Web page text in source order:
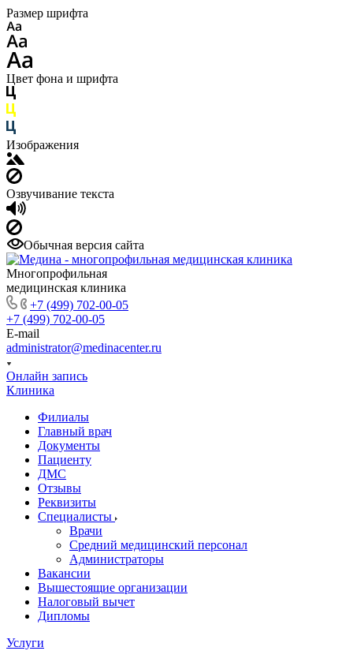
Размер шрифта
Цвет фона и шрифта
Изображения
Озвучивание текста
Обычная версия сайта
Многопрофильная
медицинская клиника
+7 (499) 702-00-05
+7 (499) 702-00-05
E-mail
administrator@medinacenter.ru
Онлайн запись
Клиника
Филиалы
Главный врач
Документы
Пациенту
ДМС
Отзывы
Реквизиты
Специалисты
Врачи
Средний медицинский персонал
Администраторы
Вакансии
Вышестоящие организации
Налоговый вычет
Дипломы
Услуги